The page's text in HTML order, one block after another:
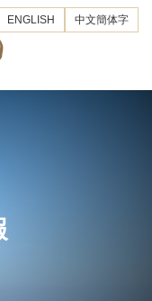
ENGLISH 中文簡体字